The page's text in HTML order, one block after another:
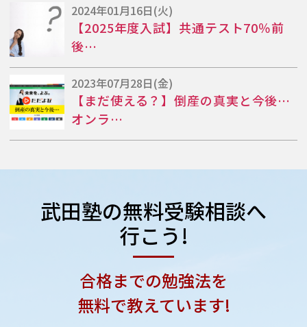
2024年01月16日(火)
【2025年度入試】共通テスト70％前
後…
2023年07月28日(金)
【まだ使える？】倒産の真実と今後…
オンラ…
武田塾の無料受験相談へ
行こう!
合格までの勉強法を
無料で教えています!